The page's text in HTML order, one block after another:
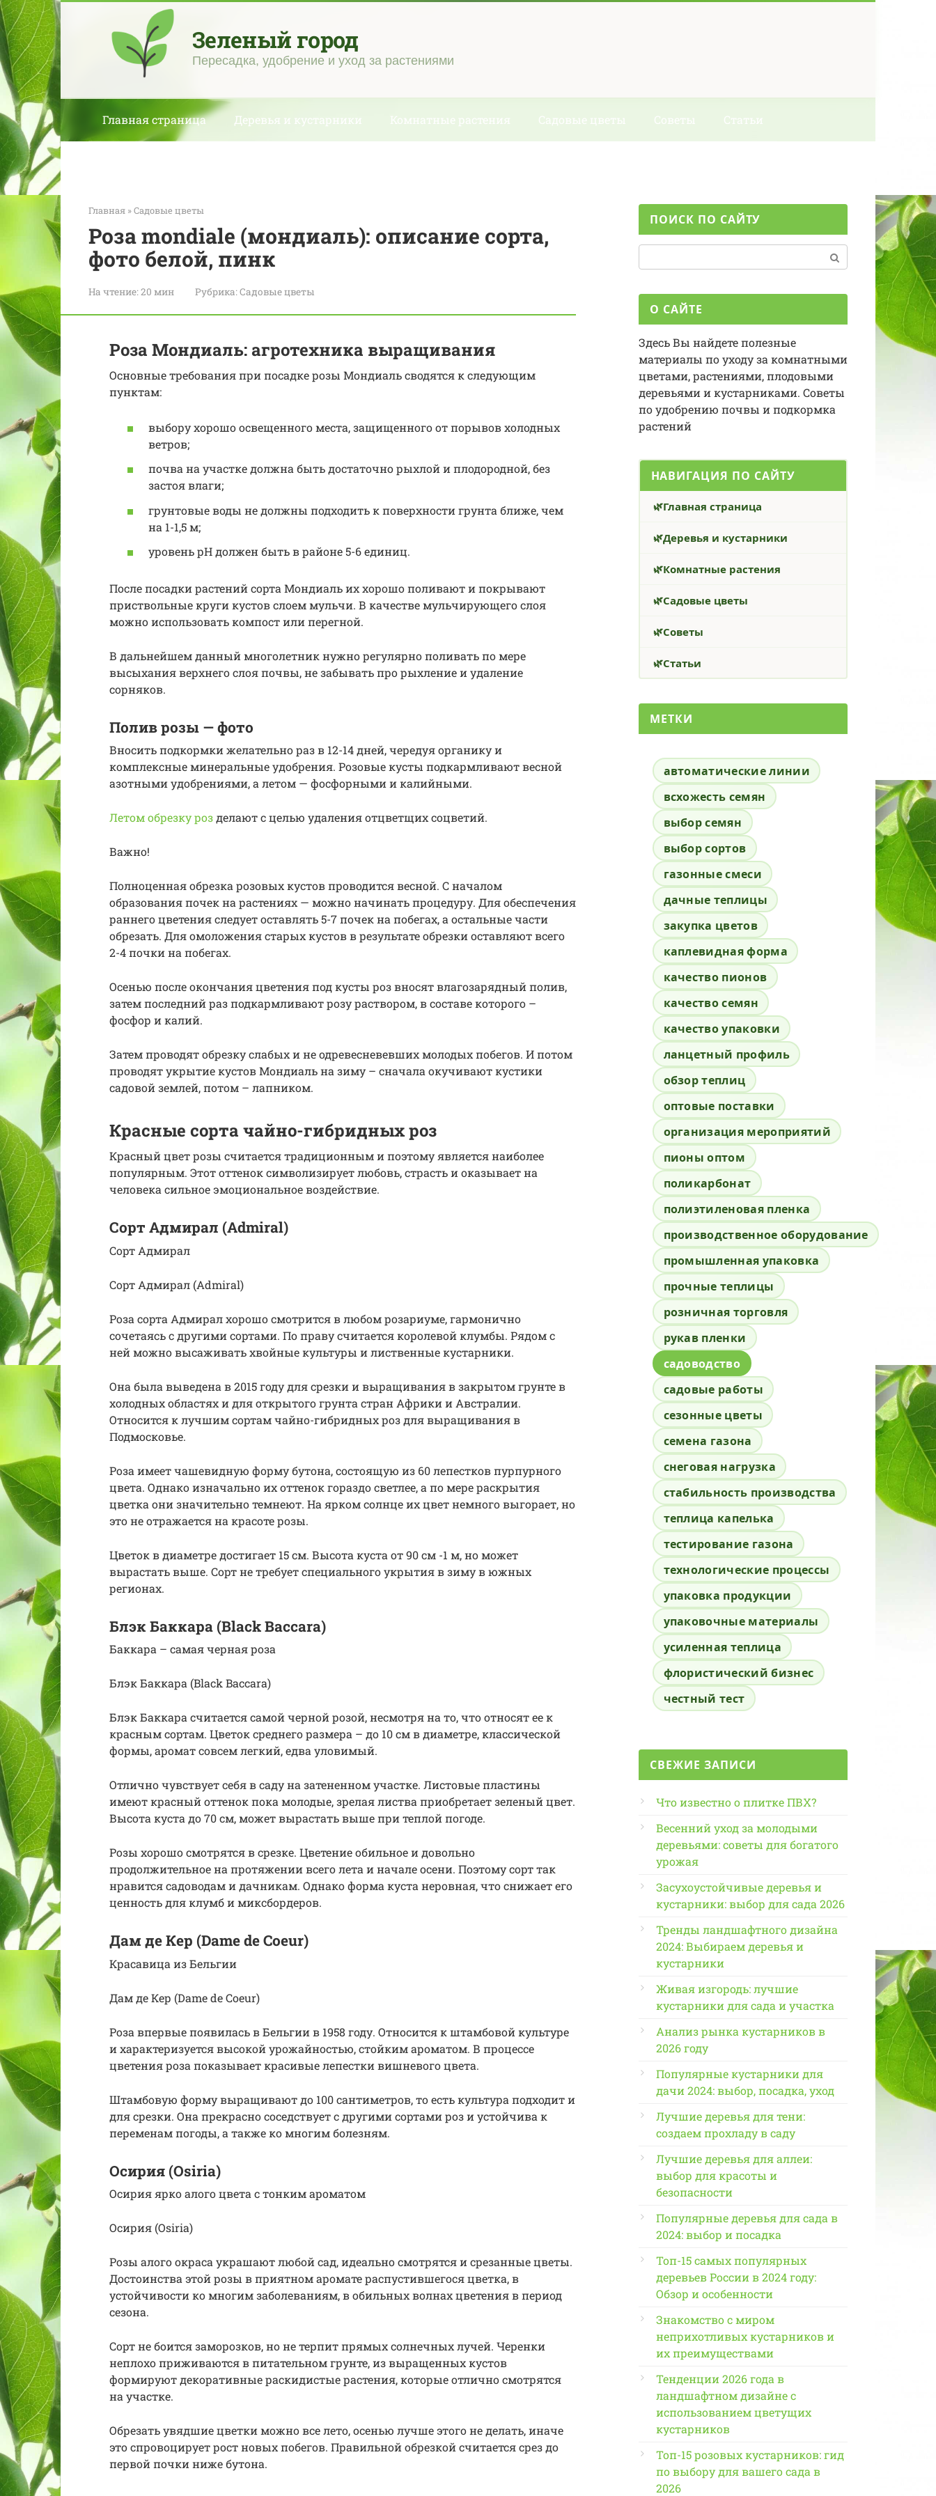
Перейти
к
контенту
Зеленый город
Пересадка, удобрение и уход за растениями
Главная страница Деревья и кустарники Комнатные растения Садовые цветы Советы Статьи
Главная »Садовые цветы
Роза mondiale (мондиаль): описание сорта,
фото белой, пинк
На чтение:20 мин Рубрика:Садовые цветы
Роза Мондиаль: агротехника выращивания
Основные требования при посадке розы Мондиаль сводятся к следующим
пунктам:
выбору хорошо освещенного места, защищенного от порывов холодных
ветров;
почва на участке должна быть достаточно рыхлой и плодородной, без
застоя влаги;
грунтовые воды не должны подходить к поверхности грунта ближе, чем
на 1-1,5 м;
уровень рН должен быть в районе 5-6 единиц.
После посадки растений сорта Мондиаль их хорошо поливают и покрывают
приствольные круги кустов слоем мульчи. В качестве мульчирующего слоя
можно использовать компост или перегной.
В дальнейшем данный многолетник нужно регулярно поливать по мере
высыхания верхнего слоя почвы, не забывать про рыхление и удаление
сорняков.
Полив розы — фото
Вносить подкормки желательно раз в 12-14 дней, чередуя органику и
комплексные минеральные удобрения. Розовые кусты подкармливают весной
азотными удобрениями, а летом — фосфорными и калийными.
Летом обрезку роз делают с целью удаления отцветщих соцветий.
Важно!
Полноценная обрезка розовых кустов проводится весной. С началом
образования почек на растениях — можно начинать процедуру. Для обеспечения
раннего цветения следует оставлять 5-7 почек на побегах, а остальные части
обрезать. Для омоложения старых кустов в результате обрезки оставляют всего
2-4 почки на побегах.
Осенью после окончания цветения под кусты роз вносят влагозарядный полив,
затем последний раз подкармливают розу раствором, в составе которого –
фосфор и калий.
Затем проводят обрезку слабых и не одревесневевших молодых побегов. И потом
проводят укрытие кустов Мондиаль на зиму – сначала окучивают кустики
садовой землей, потом – лапником.
Красные сорта чайно-гибридных роз
Красный цвет розы считается традиционным и поэтому является наиболее
популярным. Этот оттенок символизирует любовь, страсть и оказывает на
человека сильное эмоциональное воздействие.
Сорт Адмирал (Admiral)
Сорт Адмирал
Сорт Адмирал (Admiral)
Роза сорта Адмирал хорошо смотрится в любом розариуме, гармонично
сочетаясь с другими сортами. По праву считается королевой клумбы. Рядом с
ней можно высаживать хвойные культуры и лиственные кустарники.
Она была выведена в 2015 году для срезки и выращивания в закрытом грунте в
холодных областях и для открытого грунта стран Африки и Австралии.
Относится к лучшим сортам чайно-гибридных роз для выращивания в
Подмосковье.
Роза имеет чашевидную форму бутона, состоящую из 60 лепестков пурпурного
цвета. Однако изначально их оттенок гораздо светлее, а по мере раскрытия
цветка они значительно темнеют. На ярком солнце их цвет немного выгорает, но
это не отражается на красоте розы.
Цветок в диаметре достигает 15 см. Высота куста от 90 см -1 м, но может
вырастать выше. Сорт не требует специального укрытия в зиму в южных
регионах.
Блэк Баккара (Black Baccara)
Баккара – самая черная роза
Блэк Баккара (Black Baccara)
Блэк Баккара считается самой черной розой, несмотря на то, что относят ее к
красным сортам. Цветок среднего размера – до 10 см в диаметре, классической
формы, аромат совсем легкий, едва уловимый.
Отлично чувствует себя в саду на затененном участке. Листовые пластины
имеют красный оттенок пока молодые, зрелая листва приобретает зеленый цвет.
Высота куста до 70 см, может вырастать выше при теплой погоде.
Розы хорошо смотрятся в срезке. Цветение обильное и довольно
продолжительное на протяжении всего лета и начале осени. Поэтому сорт так
нравится садоводам и дачникам. Однако форма куста неровная, что снижает его
ценность для клумб и миксбордеров.
Дам де Кер (Dame de Coeur)
Красавица из Бельгии
Дам де Кер (Dame de Coeur)
Роза впервые появилась в Бельгии в 1958 году. Относится к штамбовой культуре
и характеризуется высокой урожайностью, стойким ароматом. В процессе
цветения роза показывает красивые лепестки вишневого цвета.
Штамбовую форму выращивают до 100 сантиметров, то есть культура подходит и
для срезки. Она прекрасно соседствует с другими сортами роз и устойчива к
переменам погоды, а также ко многим болезням.
Осирия (Osiria)
Осирия ярко алого цвета с тонким ароматом
Осирия (Osiria)
Розы алого окраса украшают любой сад, идеально смотрятся и срезанные цветы.
Достоинства этой розы в приятном аромате распустившегося цветка, в
устойчивости ко многим заболеваниям, в обильных волнах цветения в период
сезона.
Сорт не боится заморозков, но не терпит прямых солнечных лучей. Черенки
неплохо приживаются в питательном грунте, из выращенных кустов
формируют декоративные раскидистые растения, которые отлично смотрятся
на участке.
Обрезать увядшие цветки можно все лето, осенью лучше этого не делать, иначе
это спровоцирует рост новых побегов. Правильной обрезкой считается срез до
первой почки ниже бутона.
ПОИСК ПО САЙТУ
О САЙТЕ
Здесь Вы найдете полезные
материалы по уходу за комнатными
цветами, растениями, плодовыми
деревьями и кустарниками. Советы
по удобрению почвы и подкормка
растений
НАВИГАЦИЯ ПО САЙТУ
Главная страница
Деревья и кустарники
Комнатные растения
Садовые цветы
Советы
Статьи
МЕТКИ
автоматические линии
всхожесть семян
выбор семян
выбор сортов
газонные смеси
дачные теплицы
закупка цветов
каплевидная форма
качество пионов
качество семян
качество упаковки
ланцетный профиль
обзор теплиц
оптовые поставки
организация мероприятий
пионы оптом
поликарбонат
полиэтиленовая пленка
производственное оборудование
промышленная упаковка
прочные теплицы
розничная торговля
рукав пленки
садоводство
садовые работы
сезонные цветы
семена газона
снеговая нагрузка
стабильность производства
теплица капелька
тестирование газона
технологические процессы
упаковка продукции
упаковочные материалы
усиленная теплица
флористический бизнес
честный тест
СВЕЖИЕ ЗАПИСИ
Что известно о плитке ПВХ?
Весенний уход за молодыми
деревьями: советы для богатого
урожая
Засухоустойчивые деревья и
кустарники: выбор для сада 2026
Тренды ландшафтного дизайна
2024: Выбираем деревья и
кустарники
Живая изгородь: лучшие
кустарники для сада и участка
Анализ рынка кустарников в
2026 году
Популярные кустарники для
дачи 2024: выбор, посадка, уход
Лучшие деревья для тени:
создаем прохладу в саду
Лучшие деревья для аллеи:
выбор для красоты и
безопасности
Популярные деревья для сада в
2024: выбор и посадка
Топ-15 самых популярных
деревьев России в 2024 году:
Обзор и особенности
Знакомство с миром
неприхотливых кустарников и
их преимуществами
Тенденции 2026 года в
ландшафтном дизайне с
использованием цветущих
кустарников
Топ-15 розовых кустарников: гид
по выбору для вашего сада в
2026